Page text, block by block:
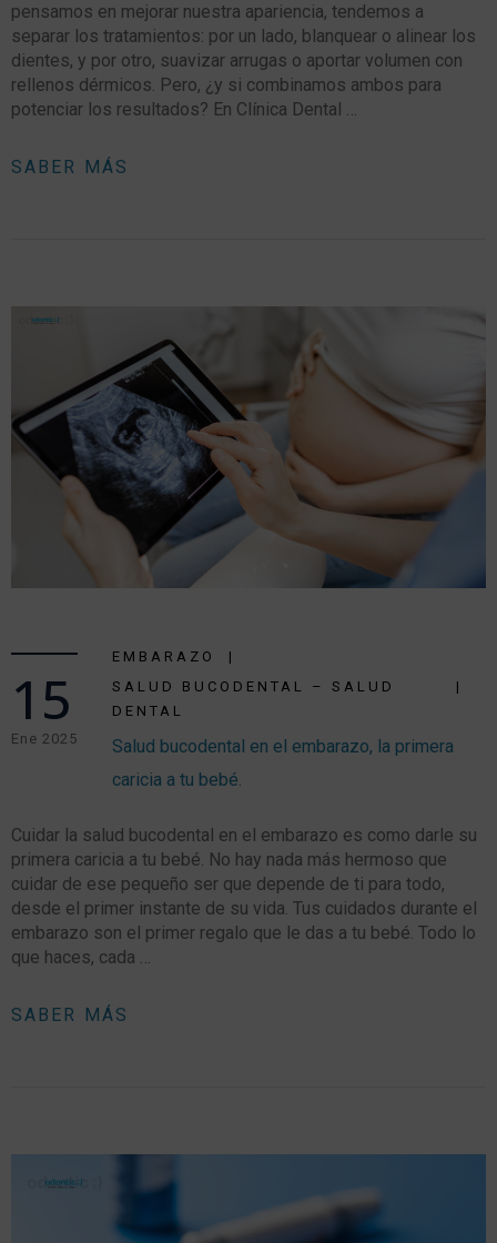
pensamos en mejorar nuestra apariencia, tendemos a
separar los tratamientos: por un lado, blanquear o alinear los
dientes, y por otro, suavizar arrugas o aportar volumen con
rellenos dérmicos. Pero, ¿y si combinamos ambos para
potenciar los resultados? En Clínica Dental …
SABER MÁS
15
Ene 2025
EMBARAZO
SALUD BUCODENTAL – SALUD
DENTAL
Salud bucodental en el embarazo, la primera
caricia a tu bebé.
Cuidar la salud bucodental en el embarazo es como darle su
primera caricia a tu bebé. No hay nada más hermoso que
cuidar de ese pequeño ser que depende de ti para todo,
desde el primer instante de su vida. Tus cuidados durante el
embarazo son el primer regalo que le das a tu bebé. Todo lo
que haces, cada …
SABER MÁS